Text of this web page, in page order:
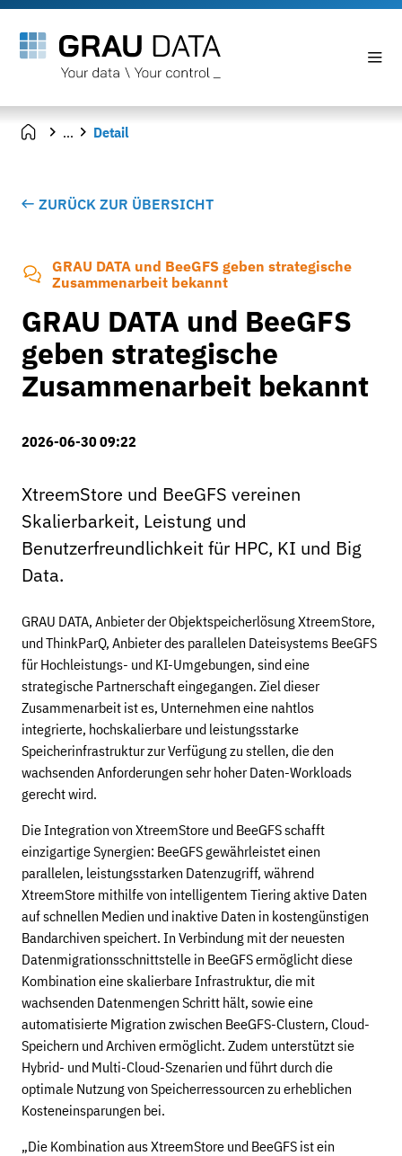
... Detail
ZURÜCK ZUR ÜBERSICHT
GRAU DATA und BeeGFS geben strategische
Zusammenarbeit bekannt
GRAU DATA und BeeGFS
geben strategische
Zusammenarbeit bekannt
2026-06-30 09:22
XtreemStore und BeeGFS vereinen
Skalierbarkeit, Leistung und
Benutzerfreundlichkeit für HPC, KI und Big
Data.
GRAU DATA, Anbieter der Objektspeicherlösung XtreemStore,
und ThinkParQ, Anbieter des parallelen Dateisystems BeeGFS
für Hochleistungs- und KI-Umgebungen, sind eine
strategische Partnerschaft eingegangen. Ziel dieser
Zusammenarbeit ist es, Unternehmen eine nahtlos
integrierte, hochskalierbare und leistungsstarke
Speicherinfrastruktur zur Verfügung zu stellen, die den
wachsenden Anforderungen sehr hoher Daten-Workloads
gerecht wird.
Die Integration von XtreemStore und BeeGFS schafft
einzigartige Synergien: BeeGFS gewährleistet einen
parallelen, leistungsstarken Datenzugriff, während
XtreemStore mithilfe von intelligentem Tiering aktive Daten
auf schnellen Medien und inaktive Daten in kostengünstigen
Bandarchiven speichert. In Verbindung mit der neuesten
Datenmigrationsschnittstelle in BeeGFS ermöglicht diese
Kombination eine skalierbare Infrastruktur, die mit
wachsenden Datenmengen Schritt hält, sowie eine
automatisierte Migration zwischen BeeGFS-Clustern, Cloud-
Speichern und Archiven ermöglicht. Zudem unterstützt sie
Hybrid- und Multi-Cloud-Szenarien und führt durch die
optimale Nutzung von Speicherressourcen zu erheblichen
Kosteneinsparungen bei.
„Die Kombination aus XtreemStore und BeeGFS ist ein